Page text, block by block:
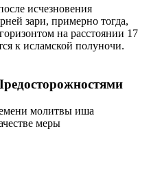
исчезновения
зари, примерно тогда,
на расстоянии 17
к исламской полуночи.
молитвы иша
меры